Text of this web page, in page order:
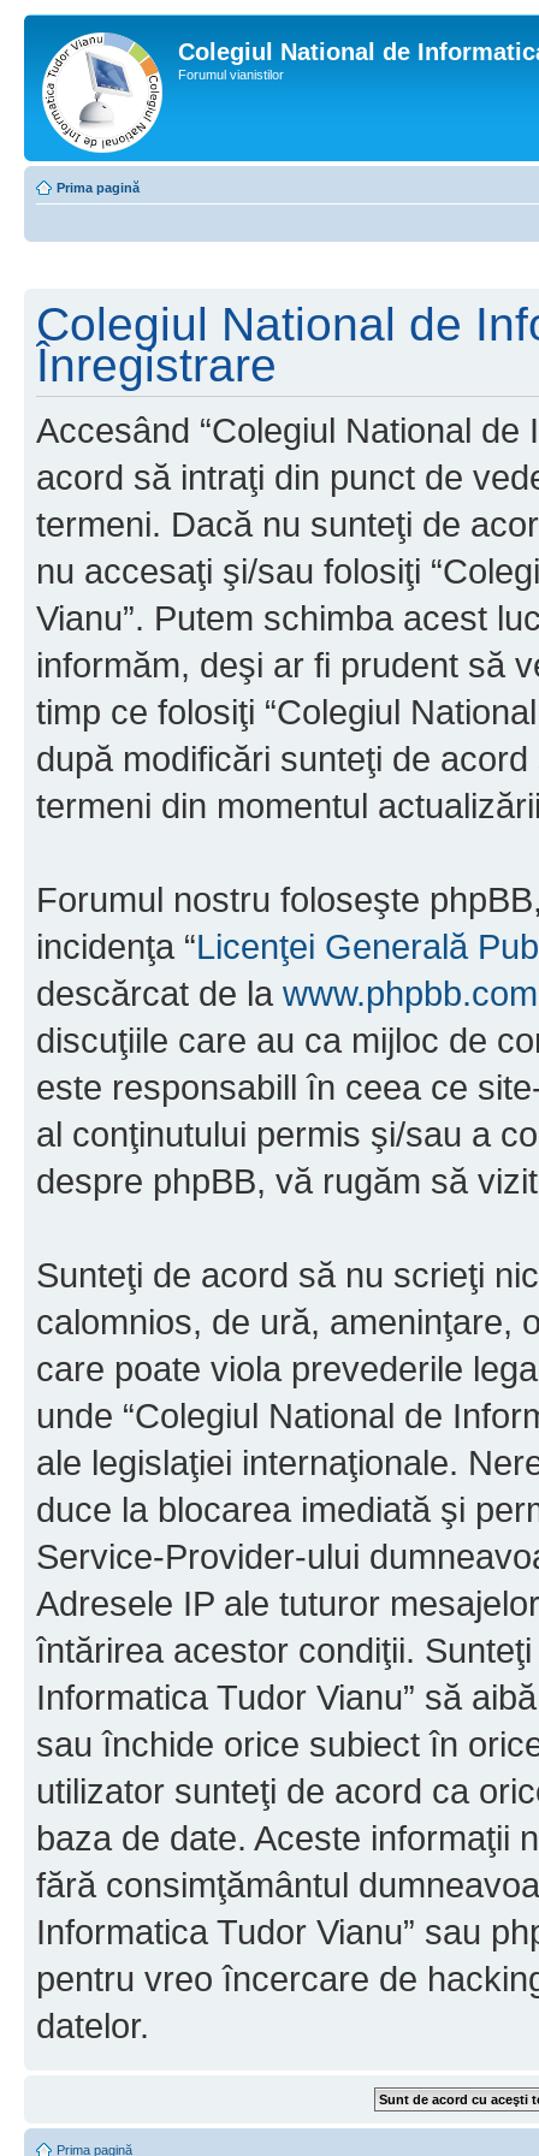
Colegiul National de
Forumul vianistilor
Prima pagină
Colegiul National de
Înregistrare
Accesând “Colegiul National de
acord să intraţi din punct de
termeni. Dacă nu sunteţi de
nu accesaţi şi/sau folosiţi
Vianu”. Putem schimba acest
informăm, deşi ar fi prudent să
timp ce folosiţi “Colegiul
după modificări sunteţi de
termeni din momentul
Forumul nostru foloseşte
incidenţa “Licenţei Generală
descărcat de la www.phpbb.com
discuţiile care au ca mijloc de
este responsabill în ceea ce
al conţinutului permis şi/sau a
despre phpBB, vă rugăm să
Sunteţi de acord să nu scrieţi
calomnios, de ură, ameninţare,
care poate viola prevederile
unde “Colegiul National de
ale legislaţiei internaţionale.
duce la blocarea imediată şi
Service-Provider-ului
Adresele IP ale tuturor
întărirea acestor condiţii.
Informatica Tudor Vianu” să
sau închide orice subiect în
utilizator sunteţi de acord ca
baza de date. Aceste informaţii
fără consimţământul
Informatica Tudor Vianu” sau
pentru vreo încercare de
datelor.
Prima pagină